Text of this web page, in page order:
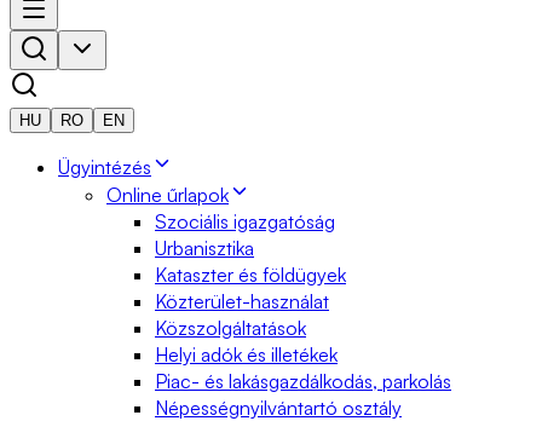
HU RO EN
Ügyintézés
Online űrlapok
Szociális igazgatóság
Urbanisztika
Kataszter és földügyek
Közterület-használat
Közszolgáltatások
Helyi adók és illetékek
Piac- és lakásgazdálkodás, parkolás
Népességnyilvántartó osztály